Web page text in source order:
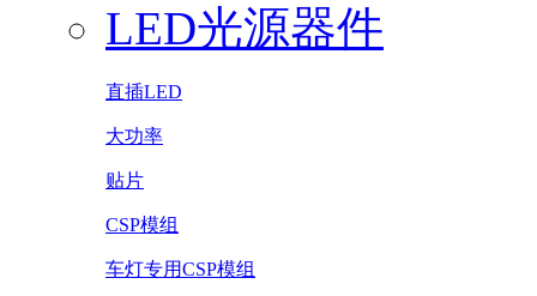
LED光源器件
直插LED
大功率
贴片
CSP模组
车灯专用CSP模组